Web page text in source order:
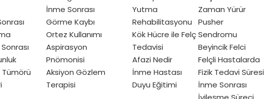
Tümörü
İnme Sonrası
Görme Kaybı
Ortez Kullanımı
Aspirasyon
Pnömonisi
Aksiyon Gözlem
Terapisi
Yutma
Rehabilitasyonu
Kök Hücre ile Felç
Tedavisi
Afazi Nedir
İnme Hastası
Duyu Eğitimi
Zaman Yürür
Pusher
Sendromu
Beyincik Felci
Felçli Hastalarda
Fizik Tedavi Süresi
İnme Sonrası